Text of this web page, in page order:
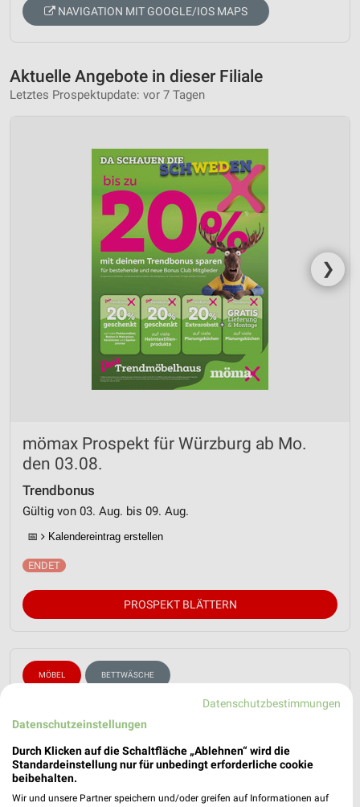
NAVIGATION MIT GOOGLE/IOS MAPS
Aktuelle Angebote in dieser Filiale
Letztes Prospektupdate: vor 7 Tagen
❯
mömax Prospekt für Würzburg ab Mo.
den 03.08.
Trendbonus
Gültig von 03. Aug. bis 09. Aug.
📅 Kalendereintrag erstellen
PROSPEKT BLÄTTERN
MÖBEL BETTWÄSCHE
Datenschutzbestimmungen
Datenschutzeinstellungen
Durch Klicken auf die Schaltfläche „Ablehnen“ wird die
Standardeinstellung nur für unbedingt erforderliche cookie
beibehalten.
Wir und unsere Partner speichern und/oder greifen auf Informationen auf